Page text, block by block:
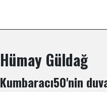
Hümay Güldağ
Kumbaracı50'nin